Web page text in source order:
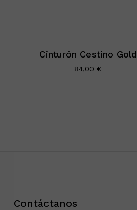
Cinturón Cestino Gold
84,00 €
Contáctanos